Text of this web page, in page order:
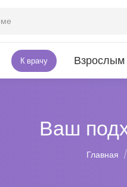
Взрослым
К врачу
Ваш
Вы здесь:
Главная